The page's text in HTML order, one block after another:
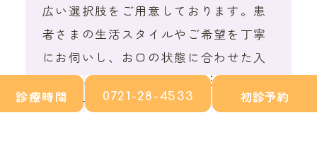
広い選択肢をご用意しております。患
者さまの生活スタイルやご希望を丁寧
にお伺いし、お口の状態に合わせた入
れ歯をご提案いたします。 日常生活を
快適にするための入れ歯作りを目指
診療時間 0721-28-4533 初診予約